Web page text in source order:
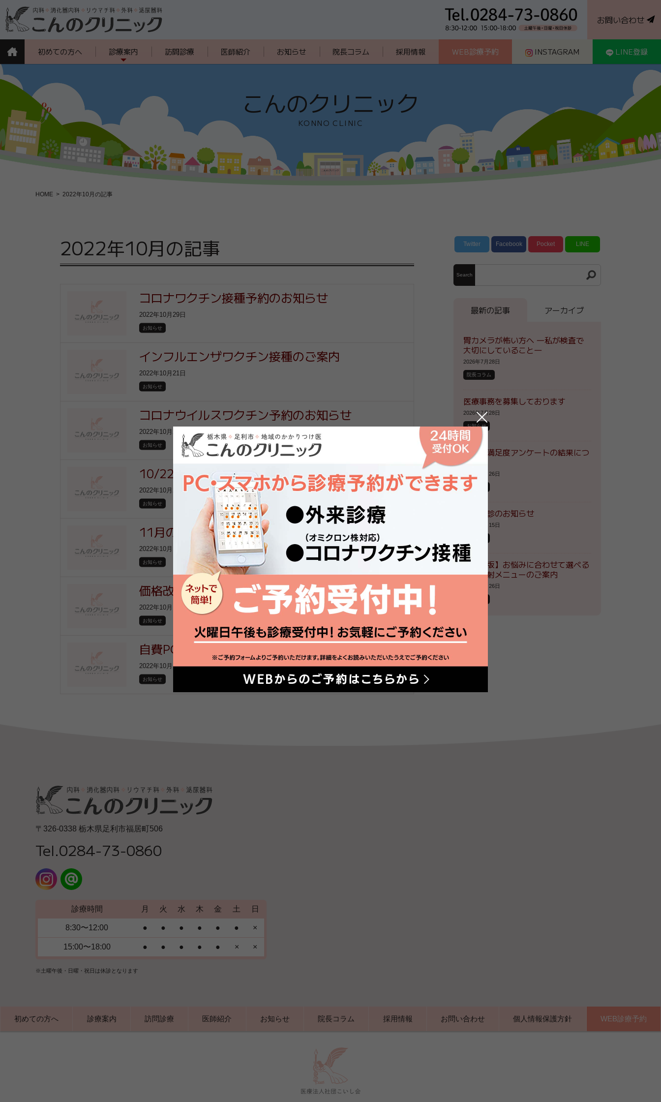
お問い合わせ
初めての方へ 診療案内 訪問診療 医師紹介 お知らせ 院長コラム 採用情報 WEB診療予約 INSTAGRAM LINE登録
こんのクリニック
KONNO CLINIC
HOME 2022年10月の記事
2022年10月の記事
コロナワクチン接種予約のお知らせ
2022年10月29日
お知らせ
インフルエンザワクチン接種のご案内
2022年10月21日
お知らせ
コロナウイルスワクチン予約のお知らせ
2022年10月21日
お知らせ
10/22（土）診察時間変更のお知らせ
2022年10月21日
お知らせ
11月の診療のお知らせ
2022年10月17日
お知らせ
価格改定のお知らせ
2022年10月15日
お知らせ
自費PCR検査について
2022年10月15日
お知らせ
Twitter Facebook Pocket LINE
Search
最新の記事 アーカイブ
胃カメラが怖い方へ ―私が検査で
大切にしていること―
2026年7月28日
院長コラム
医療事務を募集しております
2026年7月28日
お知らせ
患者様満足度アンケートの結果につ
いて
2026年7月26日
お知らせ
夏季休診のお知らせ
2026年7月15日
【最新版】お悩みに合わせて選べる
自費注射メニューのご案内
2026年5月26日
〒326-0338 栃木県足利市福居町506
Tel.0284-73-0860
診療時間 月 火 水 木 金 土 日
8:30〜12:00 ● ● ● ● ● ● ×
15:00〜18:00 ● ● ● ● ● × ×
※土曜午後・日曜・祝日は休診となります
初めての方へ 診療案内 訪問診療 医師紹介 お知らせ 院長コラム 採用情報 お問い合わせ 個人情報保護方針 WEB診療予約